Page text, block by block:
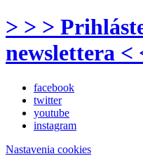
> > >
newslettera <
facebook
twitter
youtube
instagram
Nastavenia cookies